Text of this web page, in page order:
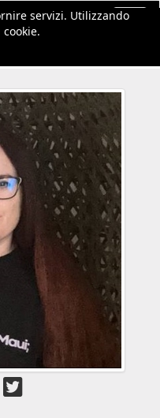
servizi. Utilizzando